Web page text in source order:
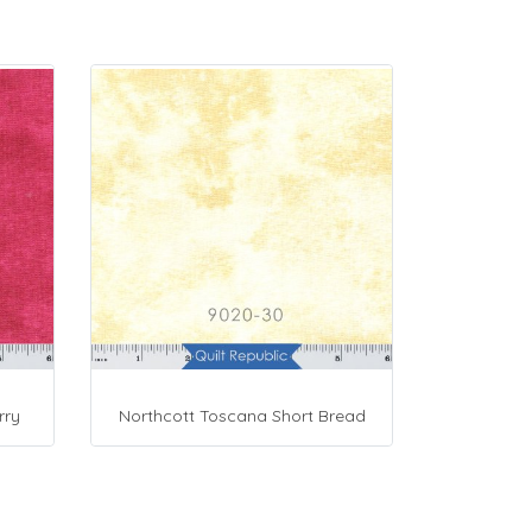
Northcott Toscana Short Bread